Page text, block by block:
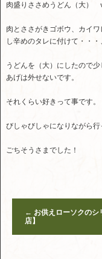
肉盛りささめうどん（大）
肉とささがきゴボウ、カイ
し辛めのタレに付けて・・
うどんを（大）にしたので
あげは外せないです。
それくらい好きって事です。
びしゃびしゃになりながら行
ごちそうさまでした！
← お供えローソクの
店】